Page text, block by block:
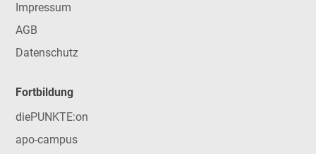
Impressum
AGB
Datenschutz
Fortbildung
diePUNKTE:on
apo-campus